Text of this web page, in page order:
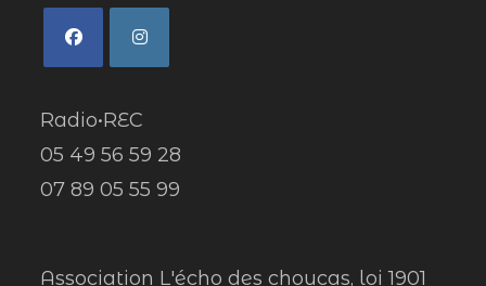
Radio•REC
05 49 56 59 28
07 89 05 55 99
Association L'écho des choucas, loi 1901